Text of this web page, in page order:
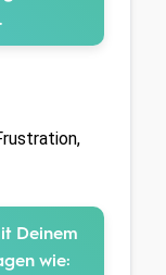
Deinem
wie: